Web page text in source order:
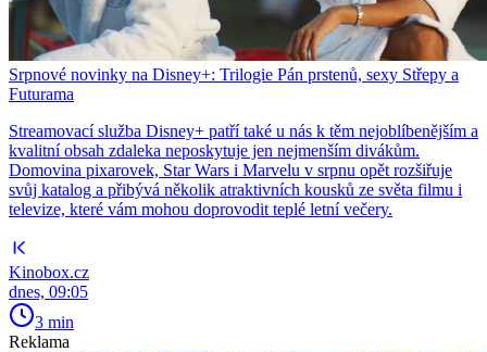
Srpnové novinky na Disney+: Trilogie Pán prstenů, sexy Střepy a
Futurama
Streamovací služba Disney+ patří také u nás k těm nejoblíbenějším a
kvalitní obsah zdaleka neposkytuje jen nejmenším divákům.
Domovina pixarovek, Star Wars i Marvelu v srpnu opět rozšiřuje
svůj katalog a přibývá několik atraktivních kousků ze světa filmu i
televize, které vám mohou doprovodit teplé letní večery.
Kinobox.cz
dnes, 09:05
3 min
Reklama